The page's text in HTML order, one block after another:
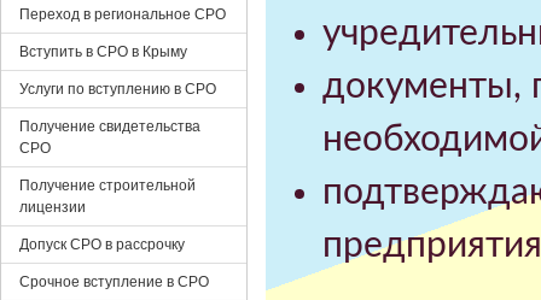
документы,
Переход в региональное СРО
Вступить в СРО в Крыму
Услуги по вступлению в СРО
Получение свидетельства
СРО
Получение строительной
лицензии
Допуск СРО в рассрочку
Срочное вступление в СРО